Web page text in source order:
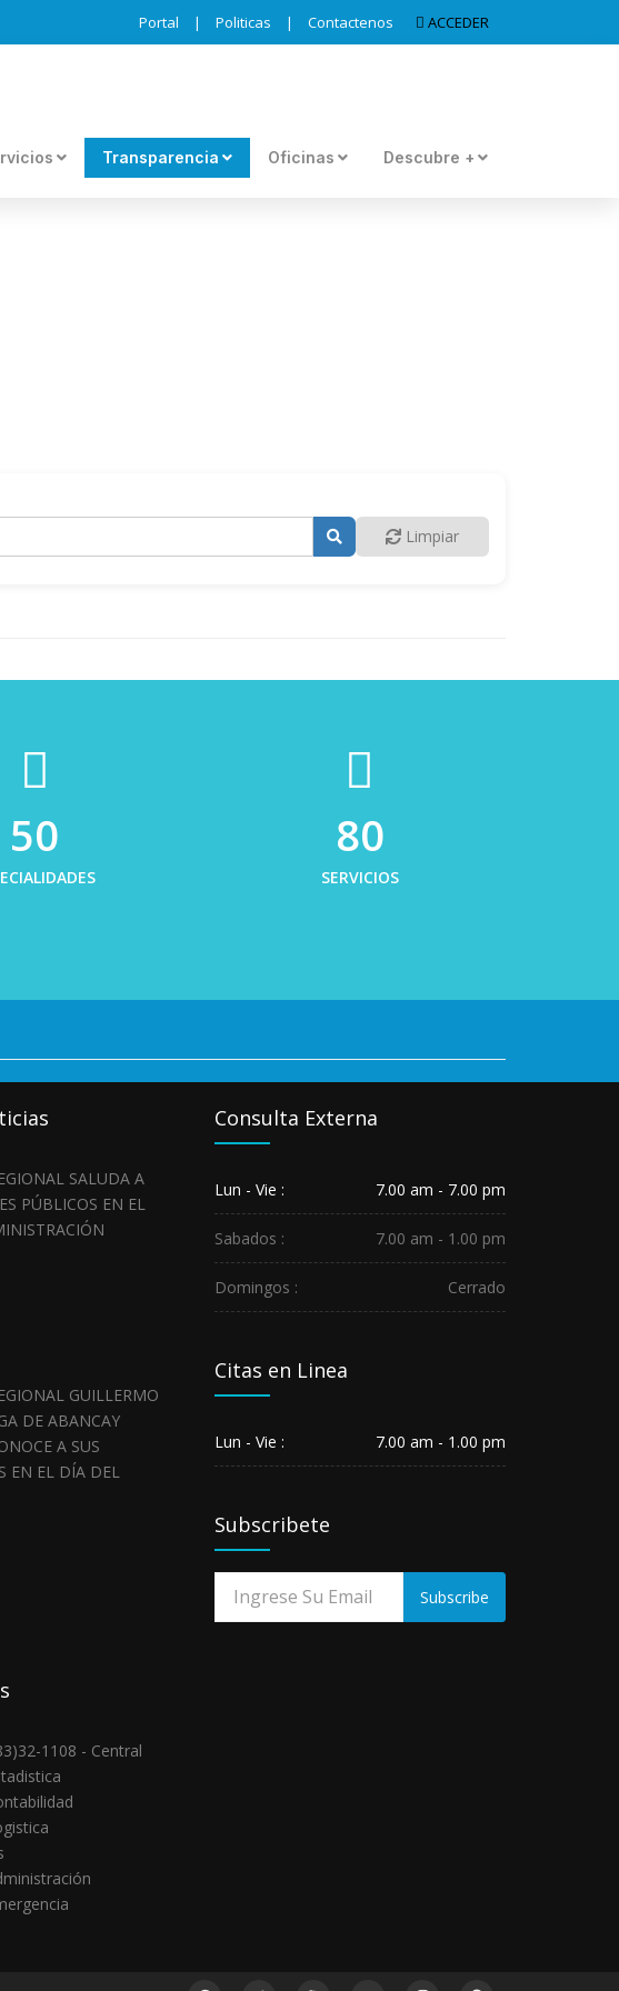
ACCEDER
Portal | Politicas | Contactenos
Transparencia Oficinas Descubre +
Limpiar
50 80
SERVICIOS
REGIONAL
SALUDA
SERVIDORES...
HOSPITAL
GUILLERMO
VEGA
1108 - Central
Consulta Externa
Lun - Vie : 7.00 am - 7.00 pm
Sabados : 7.00 am - 1.00 pm
Domingos : Cerrado
Citas en Linea
Lun - Vie : 7.00 am - 1.00 pm
Subscribete
Subscribe